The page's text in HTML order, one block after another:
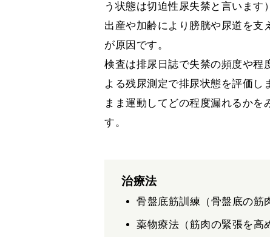
う状態は切迫性尿失禁と言います）
出産や加齢により膀胱や尿道を支
が原因です。
検査は排尿日誌で失禁の頻度や程
よる残尿測定で排尿状態を評価し
まま運動してどの程度漏れるかを
す。
治療法
骨盤底筋訓練（骨盤底の筋
薬物療法（筋肉の緊張を高